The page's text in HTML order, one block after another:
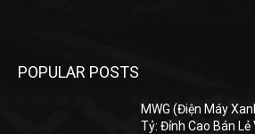
POPULAR POSTS
MWG (Điện Máy
Tỷ: Đỉnh Cao Bán Lẻ